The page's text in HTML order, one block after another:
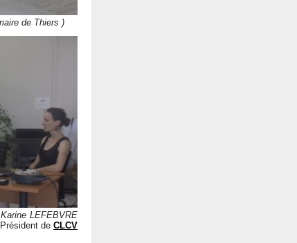
de Thiers )
Karine LEFEBVRE
deCLCV